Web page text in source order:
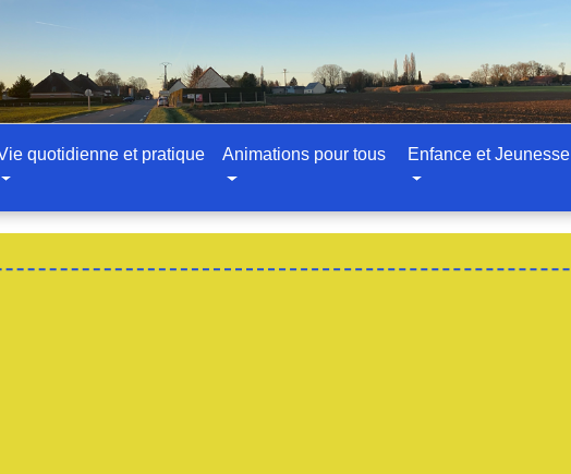
quotidienne et pratique Animations pour tous Enfance et Jeunesse